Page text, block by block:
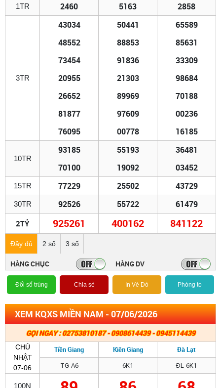
1TR 2460 5163 2858
3TR
43034
48552
73454
20955
26652
81877
76095
50441
88853
91836
21303
89969
97609
00778
65589
85631
33309
98684
70188
00236
16185
10TR
93185
70100
55193
19092
36481
03452
15TR 77229 25502 43729
30TR 92526 55722 61479
2TỶ 925261 400162 841122
Đầy đủ 2 số 3 số
HÀNG CHỤC HÀNG DV
Đổi số trúng Chia sẻ In Vé Dò Phóng to
XEM KQXS MIỀN NAM - 07/06/2026
GỌI NGAY : 02753810187 - 0908614439 - 0945114439
CHỦ
NHẬT
07-06
Tiền Giang Kiên Giang Đà Lạt
TG-A6 6K1 ĐL-6K1
100N